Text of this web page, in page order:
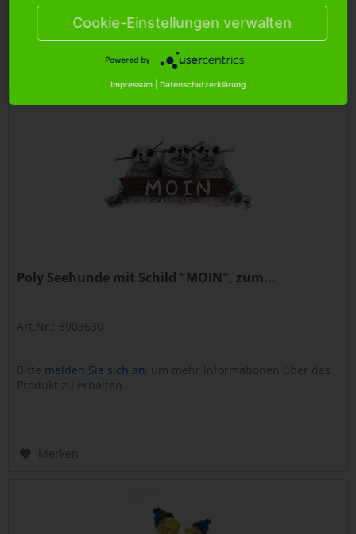
Poly Seehunde mit Schild "MOIN", zum...
Art.Nr.: 8903630
Bitte melden Sie sich an, um mehr Informationen über das
Produkt zu erhalten.
Merken
Cookie-Einstellungen verwalten
Powered by
Impressum Datenschutzerklärung